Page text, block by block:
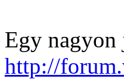
Egy nagyon
http://